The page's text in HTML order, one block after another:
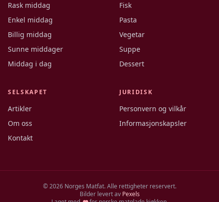
Rask middag
Enkel middag
Billig middag
Sunne middager
Middag i dag
Fisk
Pasta
Vegetar
Suppe
Dessert
SELSKAPET
Artikler
Om oss
Kontakt
JURIDISK
Personvern og vilkår
Informasjonskapsler
©2026Norges Matfat. Alle rettigheter reservert.
Bilder levert av Pexels